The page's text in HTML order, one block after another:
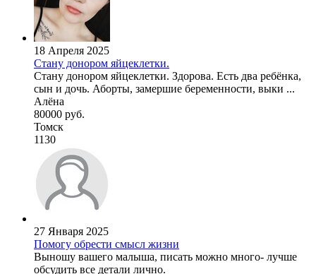
18 Апреля 2025
Стану донором яйцеклетки.
Стану донором яйцеклетки. Здорова. Есть два ребёнка,
сын и дочь. Аборты, замершие беременности, выки ...
Алёна
80000 руб.
Томск
1130
27 Января 2025
Помогу обрести смысл жизни
Выношу вашего малыша, писать можно много- лучше
обсудить все детали лично.